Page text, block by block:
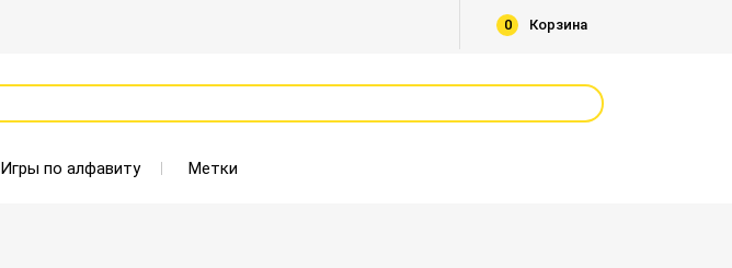
Корзина
0
Игры по алфавиту Метки